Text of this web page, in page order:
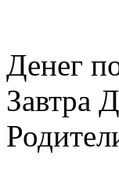
Денег
Завтра